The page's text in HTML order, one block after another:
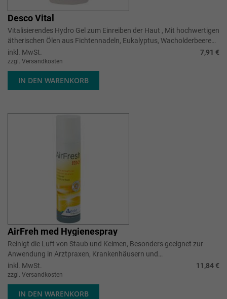
Desco Vital
Vitalisierendes Hydro Gel zum Einreiben der Haut , Mit hochwertigen
ätherischen Ölen aus Fichtennadeln, Eukalyptus, Wacholderbeeren
und Thymia...
inkl. MwSt. 7,91 €
zzgl. Versandkosten
IN DEN WARENKORB
AirFreh med Hygienespray
Reinigt die Luft von Staub und Keimen, Besonders geeignet zur
Anwendung in Arztpraxen, Krankenhäusern und
Pflegeeinrichtunge, Mit desodorieren...
inkl. MwSt. 11,84 €
zzgl. Versandkosten
IN DEN WARENKORB